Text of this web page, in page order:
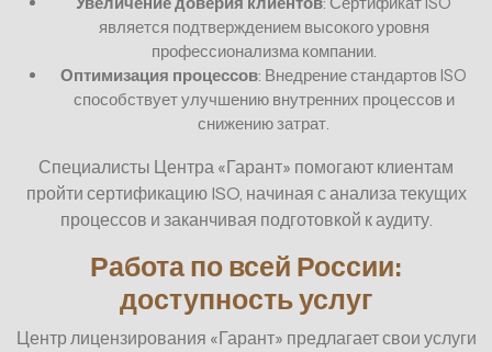
является подтверждением высокого уровня
профессионализма компании.
Оптимизация процессов: Внедрение стандартов ISO
способствует улучшению внутренних процессов и
снижению затрат.
Специалисты Центра «Гарант» помогают клиентам
пройти сертификацию ISO, начиная с анализа текущих
процессов и заканчивая подготовкой к аудиту.
Работа по всей России:
доступность услуг
Центр лицензирования «Гарант» предлагает свои услуги